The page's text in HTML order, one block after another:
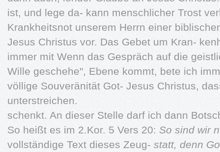
ist, und lege da- kann menschlicher Trost
Krankheitsnot unserem Herrn einer
Jesus Christus vor. Das Gebet um Kran-
immer mit Wenn das Gespräch auf die
Wille geschehe", Ebene kommt, bete ich
völlige Souveränität Got- Jesus Christus,
unterstreichen.
schenkt. An dieser Stelle darf ich dann
So heißt es im 2.Kor. 5 Vers 20: So sind wir
vollständige Text dieses Zeug- statt, denn